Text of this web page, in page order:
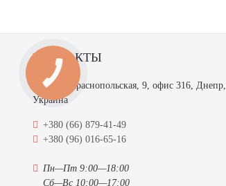
КОНТАКТЫ
улица Краснопольская, 9, офис 316, Днепр,
Украина
+380 (66) 879-41-49
+380 (96) 016-65-16
Пн—Пт 9:00—18:00
Сб—Вс 10:00—17:00